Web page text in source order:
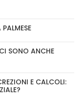
SONO ANCHE
E CALCOLI: